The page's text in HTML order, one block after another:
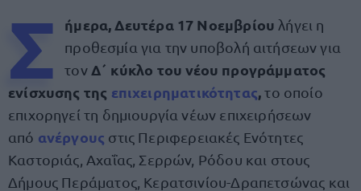
Σ ήμερα, Δευτέρα 17 Νοεμβρίου λήγει η
προθεσμία για την υποβολή αιτήσεων για
τονΔ΄ κύκλο του νέου προγράμματος
ενίσχυσης της επιχειρηματικότητας,το οποίο
επιχορηγεί τη δημιουργία νέων επιχειρήσεων
από ανέργους στις Περιφερειακές Ενότητες
Καστοριάς, Αχαΐας, Σερρών, Ρόδου και στους
Δήμους Περάματος, Κερατσινίου-Δραπετσώνας και